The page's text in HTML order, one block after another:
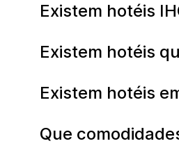
Existem hotéis
Existem hotéis
Existem hotéis
Que